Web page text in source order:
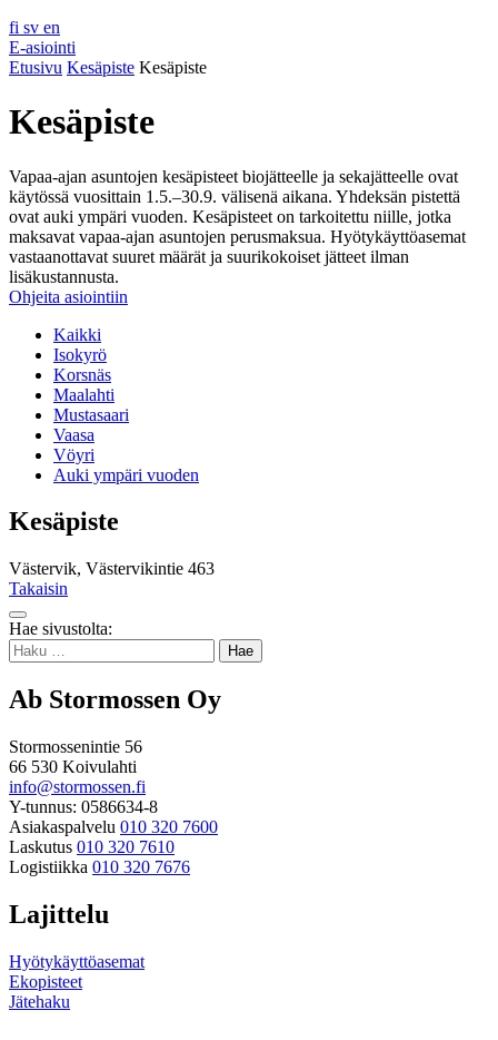
fi sv en
E-asiointi
Etusivu Kesäpiste Kesäpiste
Kesäpiste
Vapaa-ajan asuntojen kesäpisteet biojätteelle ja sekajätteelle ovat
käytössä vuosittain 1.5.–30.9. välisenä aikana. Yhdeksän pistettä
ovat auki ympäri vuoden. Kesäpisteet on tarkoitettu niille, jotka
maksavat vapaa-ajan asuntojen perusmaksua. Hyötykäyttöasemat
vastaanottavat suuret määrät ja suurikokoiset jätteet ilman
lisäkustannusta.
Ohjeita asiointiin
Kaikki
Isokyrö
Korsnäs
Maalahti
Mustasaari
Vaasa
Vöyri
Auki ympäri vuoden
Kesäpiste
Västervik, Västervikintie 463
Takaisin
Takaisin
ylös
Hae sivustolta:
Haku:
Ab Stormossen Oy
Stormossenintie 56
66 530 Koivulahti
info@stormossen.fi
Y-tunnus: 0586634-8
Asiakaspalvelu 010 320 7600
Laskutus 010 320 7610
Logistiikka 010 320 7676
Lajittelu
Hyötykäyttöasemat
Ekopisteet
Jätehaku